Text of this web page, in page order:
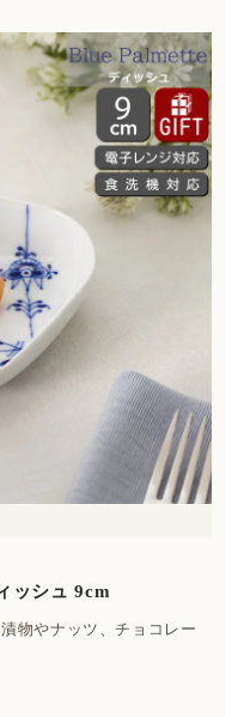
ッシュ 9cm
物やナッツ、チョコレー